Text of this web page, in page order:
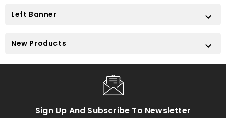
Left Banner 
New Products 
Sign Up And Subscribe To Newsletter